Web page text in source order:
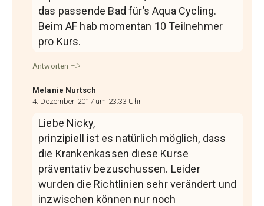
das passende Bad für’s Aqua Cycling.
Beim AF hab momentan 10 Teilnehmer
pro Kurs.
Antworten
Melanie Nurtsch
4. Dezember 2017 um 23:33 Uhr
Liebe Nicky,
prinzipiell ist es natürlich möglich, dass
die Krankenkassen diese Kurse
präventativ bezuschussen. Leider
wurden die Richtlinien sehr verändert und
inzwischen können nur noch